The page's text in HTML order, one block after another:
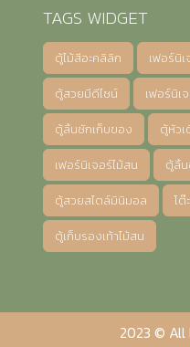
TAGS WIDGET
ตู้ไม้สีอะคลิลิก เฟอร์นิ
ตู้สวยมีดีไซน์ เฟอร์นิเ
ตู้ลิ้นชักเก็บของ ตู้หัว
เฟอร์นิเจอร์ไม้สน ตู้ลิ้
ตู้สวยสไตล์มินิมอล โ
ตู้เก็บรองเท้าไม้สน
2023 © All